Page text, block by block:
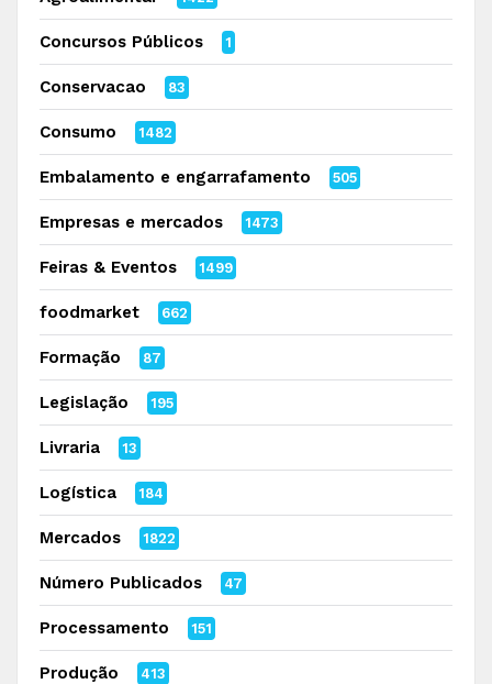
Concursos Públicos 1
Conservacao 83
Consumo 1482
Embalamento e engarrafamento 505
Empresas e mercados 1473
Feiras & Eventos 1499
foodmarket 662
Formação 87
Legislação 195
Livraria 13
Logística 184
Mercados 1822
Número Publicados 47
Processamento 151
Produção 413